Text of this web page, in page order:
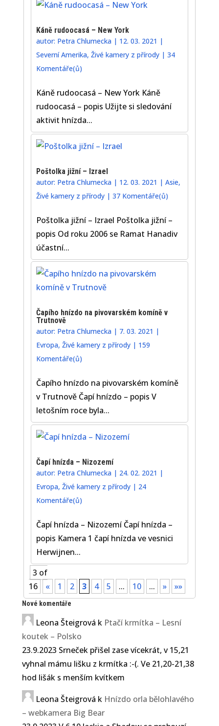
Káně rudoocasá – New York
autor: Petra Chlumecka| 12. 03. 2021 |
Severní Amerika, Živé kamery z přírody| 34
Komentáře(ů)
Káně rudoocasá – New York Káně
rudoocasá – popis Užijte si sledování
aktivit hnízda...
Poštolka jižní – Izrael
autor: Petra Chlumecka| 12. 03. 2021 | Asie,
Živé kamery z přírody| 37 Komentáře(ů)
Poštolka jižní – Izrael Poštolka jižní –
popis Od roku 2006 se Ramat Hanadiv
účastní...
Čapího hnízdo na pivovarském komíně v
Trutnově
autor: Petra Chlumecka| 7. 03. 2021 |
Evropa, Živé kamery z přírody| 159
Komentáře(ů)
Čapího hnízdo na pivovarském komíně
v Trutnově Čapí hnízdo – popis V
letošním roce byla...
Čapí hnízda – Nizozemí
autor: Petra Chlumecka| 24. 02. 2021 |
Evropa, Živé kamery z přírody| 24
Komentáře(ů)
Čapí hnízda – Nizozemí Čapí hnízda –
popis Kamera 1 čapí hnízda ve vesnici
Herwijnen...
3 of
16
« 1 2 3 4 5 ... 10 ... » »»
Nové komentáře
Leona Šteigrová k Ptačí krmítka – Lesní
koutek – Polsko
23.9.2023 Srneček přišel zase vícekrát, v 15,21
vyhnal mámu lišku z krmítka :-(. Ve 21,20-21,38
hod lišák s menším kvítkem
Leona Šteigrová k Hnízdo orla bělohlavého
– webkamera Big Bear